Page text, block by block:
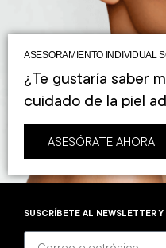
ASESORAMIENTO INDIVIDUAL
¿Te gustaría saber
cuidado de la piel
ASESÓRATE AHORA
SUSCRÍBETE AL NEWSLETTER